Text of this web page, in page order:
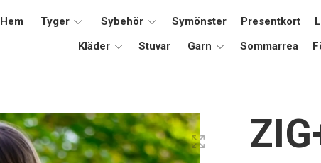
Hem Tyger Sybehör Symönster Presentkort
Kläder
Stuvar Garn Sommarrea